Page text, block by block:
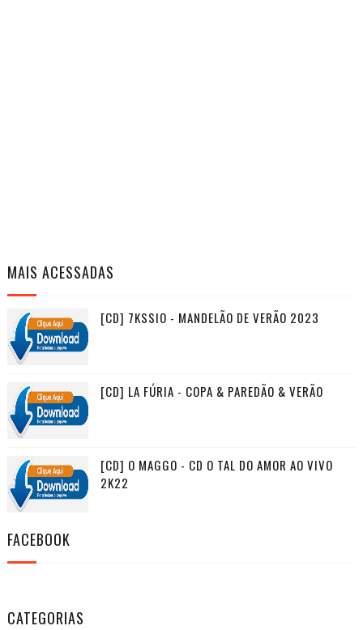
MAIS ACESSADAS
[CD] 7KSSIO - MANDELÃO DE VERÃO 2023
[CD] LA FÚRIA - COPA & PAREDÃO & VERÃO
[CD] O MAGGO - CD O TAL DO AMOR AO VIVO
2K22
FACEBOOK
CATEGORIAS